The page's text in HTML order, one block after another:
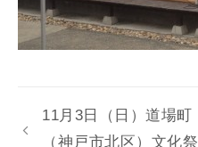
11月3日（日）道場町
（神戸市北区）文化祭